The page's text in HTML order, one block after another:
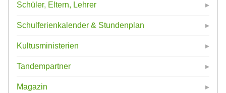
Schüler, Eltern, Lehrer
Schulferienkalender & Stundenplan
Kultusministerien
Tandempartner
Magazin